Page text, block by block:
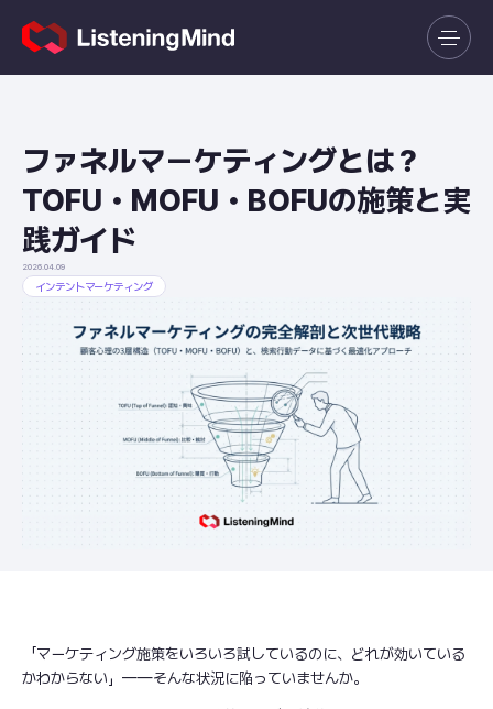
ファネルマーケティングとは？
TOFU・MOFU・BOFUの施策と実
践ガイド
2026.04.09
インテントマーケティング
「マーケティング施策をいろいろ試しているのに、どれが効いている
かわからない」——そんな状況に陥っていませんか。